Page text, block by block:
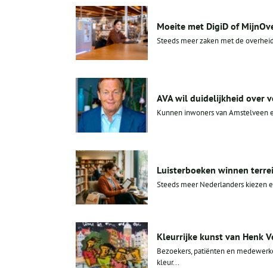
Moeite met DigiD of
Steeds meer zaken met de
AVA wil duidelijkheid over
Kunnen inwoners van Amstelveen
Luisterboeken winnen
Steeds meer Nederlanders kiezen
Kleurrijke kunst van Henk
Bezoekers, patiënten en
kleur...